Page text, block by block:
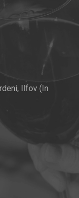
Ilfov (In